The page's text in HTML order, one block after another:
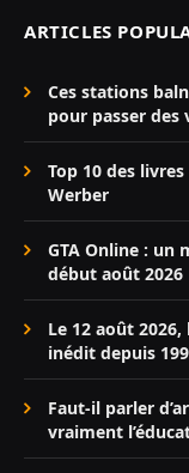
ARTICLES
Ces stations
pour passer des
Top 10 des
Werber
GTA Online : un
début août 2026
Le 12 août
inédit depuis
Faut-il parler
vraiment